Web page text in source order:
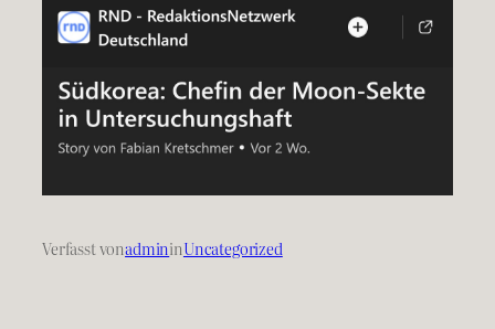
Verfasst vonadmininUncategorized